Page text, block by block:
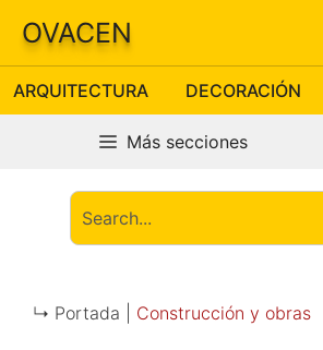
Saltar
contenido
OVACEN
ARQUITECTURA DECORACIÓN
Más secciones
↳ Portada | Construcción y obras